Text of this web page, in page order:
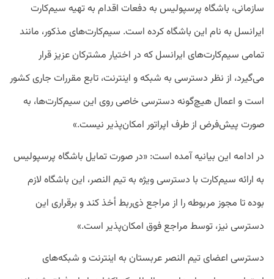
سازمانی، باشگاه پرسپولیس به دفعات اقدام به تهیه سیم‌کارت
ایرانسل به نام این باشگاه کرده است. سیم‌کارت‌های مذکور، مانند
تمامی سیم‌کارت‌های ایرانسل که در اختیار مشترکان عزیز قرار
می‌گیرد، از نظر دسترسی به شبکه و اینترنت، تابع مقررات جاری کشور
است و اعمال هیچ‌گونه دسترسی خاصی روی این سیم‌کارت‌ها، به
صورت پیش‌فرض از طرف اپراتور امکان‌پذیر نیست.»
در ادامه این بیانیه آمده است: «در صورت تمایل باشگاه پرسپولیس
به ارائه سیم‌کارت با دسترسی ویژه به تیم النصر، این باشگاه لازم
بوده تا مجوز مربوطه را از مراجع ذی‌ربط أخذ کند و برقراری این
دسترسی نیز، توسط مراجع فوق امکان‌پذیر است.»
دسترسی اعضای تیم النصر عربستان به اینترنت و شبکه‌های